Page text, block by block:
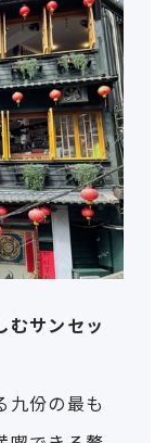
むサンセッ
九份の最も